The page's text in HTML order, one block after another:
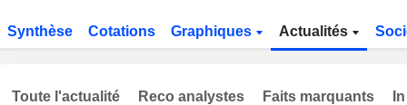
Synthèse Cotations Graphiques Actualités
Toute l'actualité Reco analystes Faits marquants